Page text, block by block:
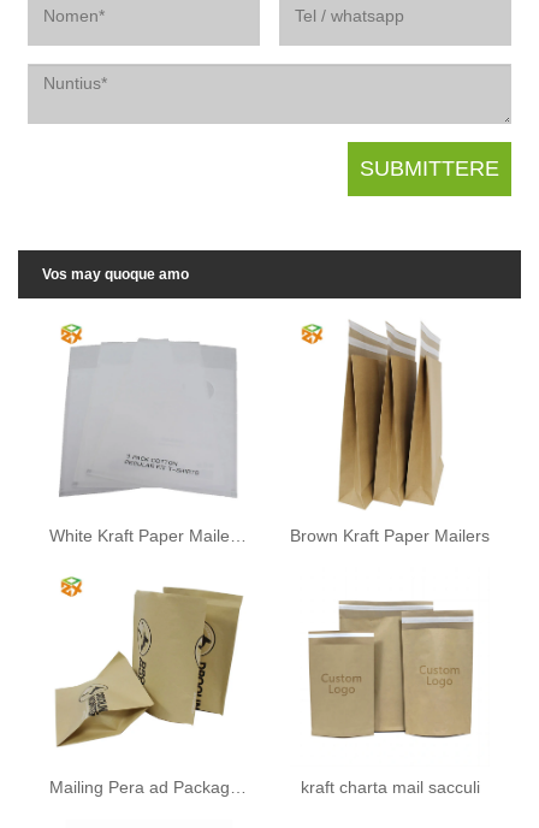
Vos may quoque amo
Brown Kraft Paper Mailers
Mailing Pera ad Packaging kraft charta mail sacculi